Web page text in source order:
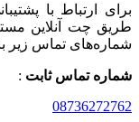
برای ارتباط با
طریق چت آنلاین
شماره‌های تماس زیر
شماره تماس ثابت :
08736272762